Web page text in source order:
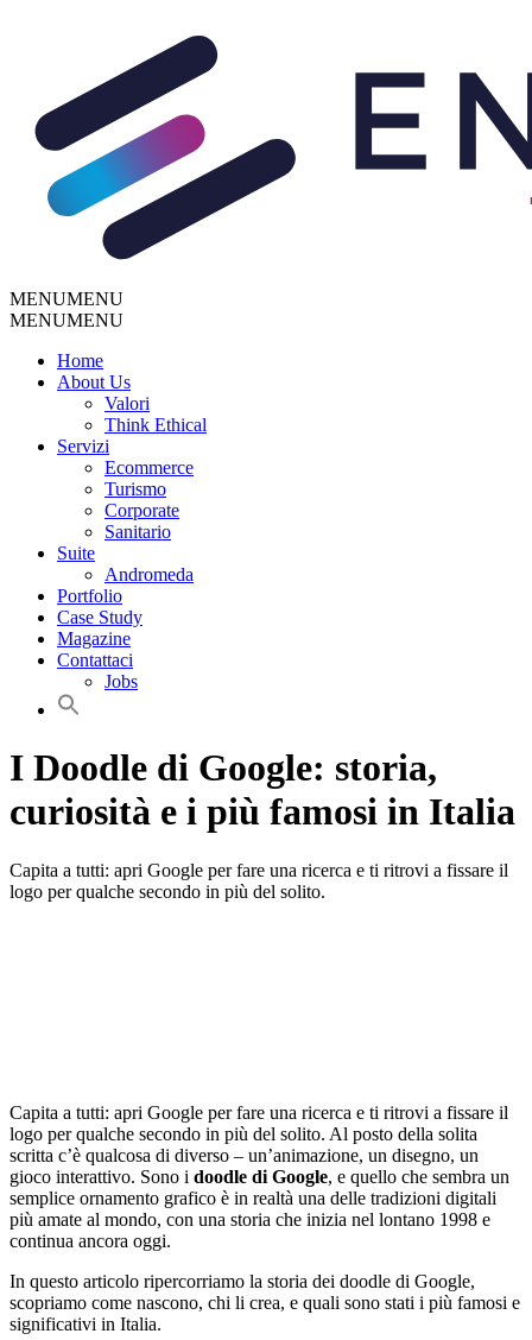
MENUMENU
MENUMENU
Home
About Us
Valori
Think Ethical
Servizi
Ecommerce
Turismo
Corporate
Sanitario
Suite
Andromeda
Portfolio
Case Study
Magazine
Contattaci
Jobs
I Doodle di Google: storia,
curiosità e i più famosi in Italia
Capita a tutti: apri Google per fare una ricerca e ti ritrovi a fissare il
logo per qualche secondo in più del solito.
Capita a tutti: apri Google per fare una ricerca e ti ritrovi a fissare il
logo per qualche secondo in più del solito. Al posto della solita
scritta c’è qualcosa di diverso – un’animazione, un disegno, un
gioco interattivo. Sono i doodle di Google, e quello che sembra un
semplice ornamento grafico è in realtà una delle tradizioni digitali
più amate al mondo, con una storia che inizia nel lontano 1998 e
continua ancora oggi.
In questo articolo ripercorriamo la storia dei doodle di Google,
scopriamo come nascono, chi li crea, e quali sono stati i più famosi e
significativi in Italia.